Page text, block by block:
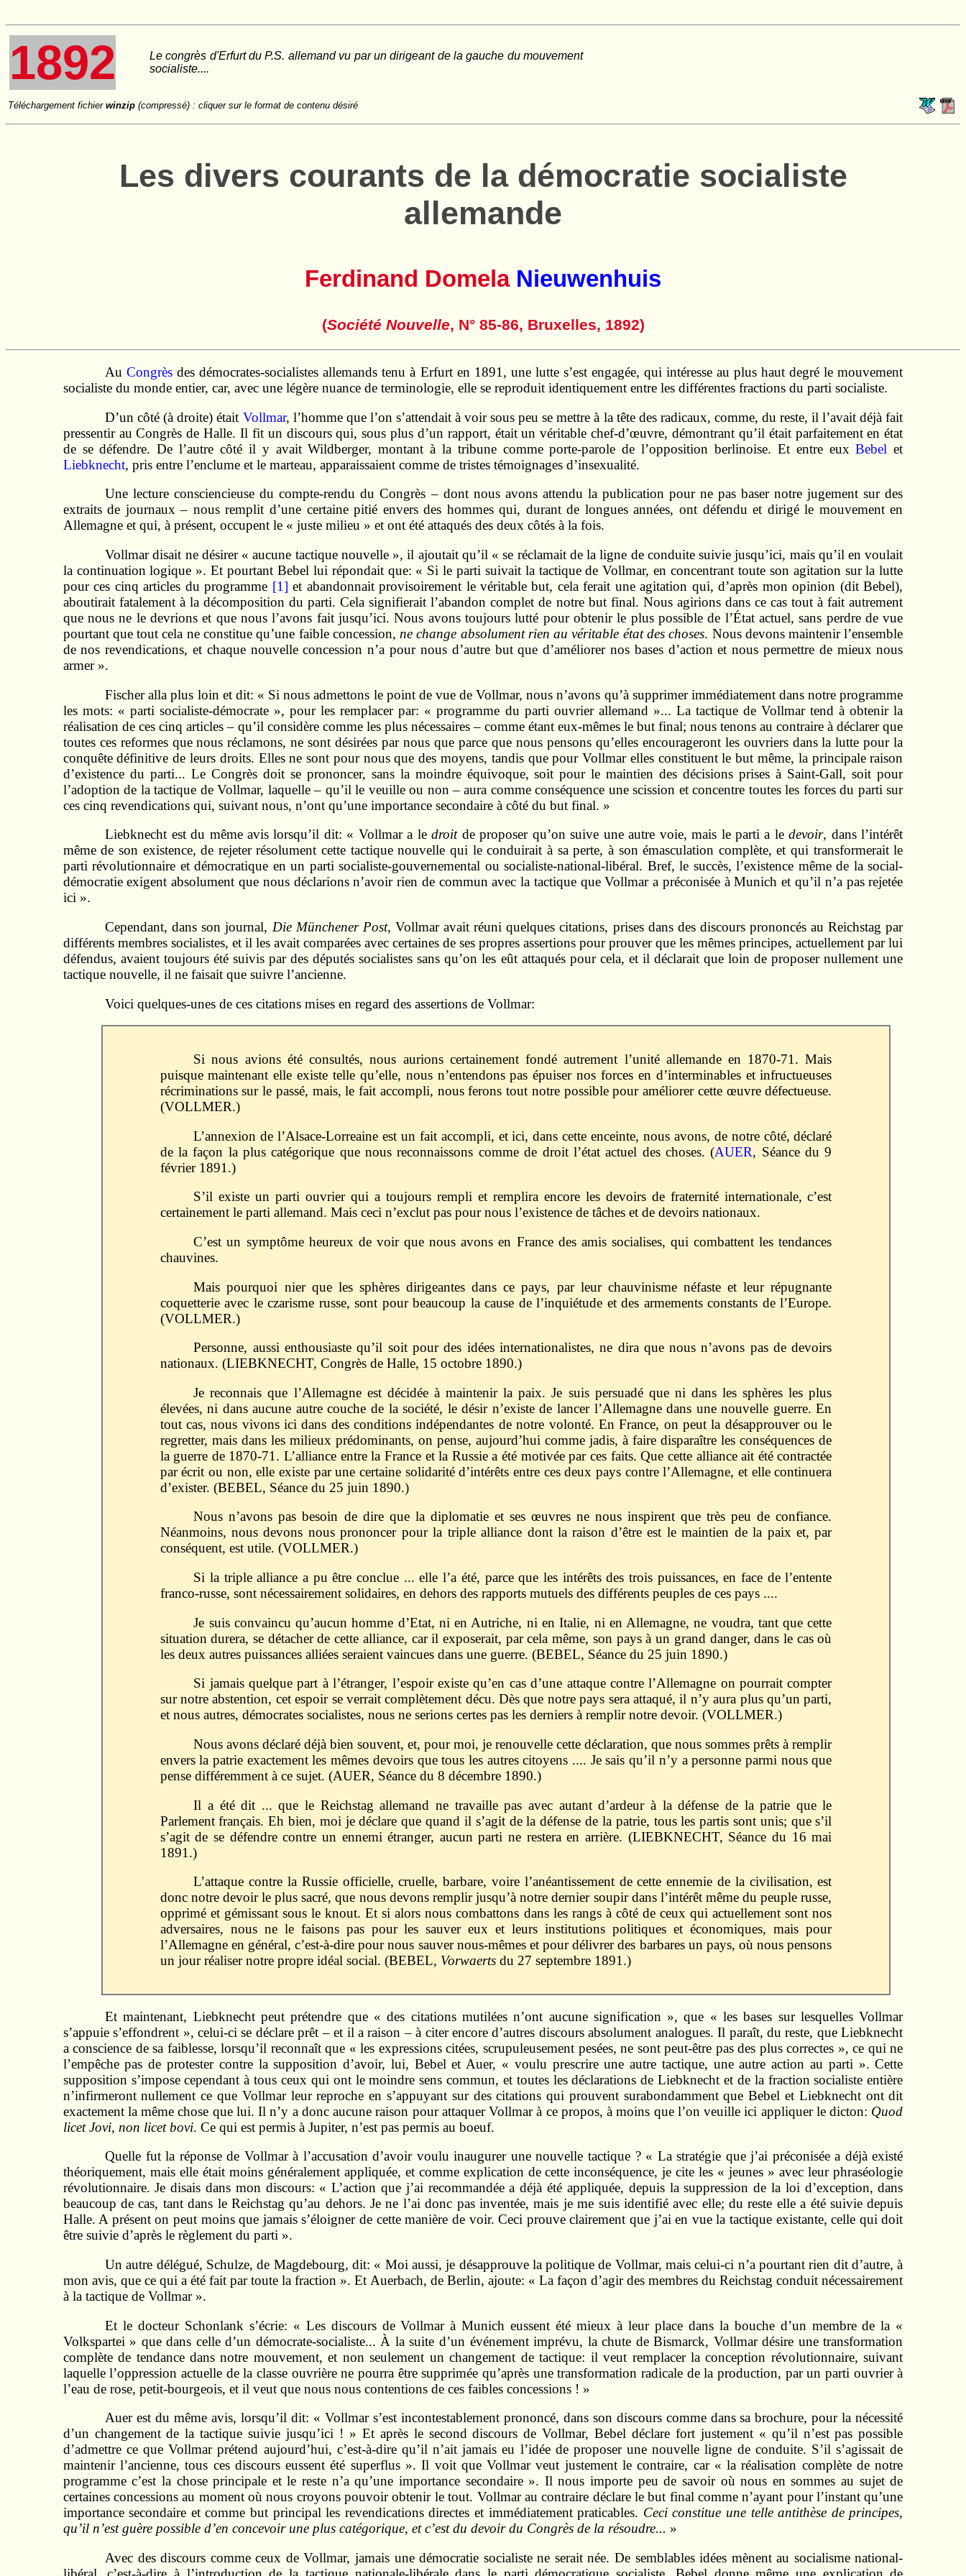
1892
Le congrès d'Erfurt du P.S. allemand vu par un dirigeant de la gauche du mouvement
socialiste....
Téléchargement fichier winzip (compressé) : cliquer sur le format de contenu désiré
Les divers courants de la démocratie socialiste
allemande
Ferdinand Domela Nieuwenhuis
(Société Nouvelle, N° 85-86, Bruxelles, 1892)
AuCongrès des démocrates-socialistes allemands tenu à Erfurt en 1891, une lutte s’est engagée, qui intéresse au plus haut degré le mouvement
socialiste du monde entier, car, avec une légère nuance de terminologie, elle se reproduit identiquement entre les différentes fractions du parti socialiste.
D’un côté (à droite) était Vollmar, l’homme que l’on s’attendait à voir sous peu se mettre à la tête des radicaux, comme, du reste, il l’avait déjà fait
pressentir au Congrès de Halle. Il fit un discours qui, sous plus d’un rapport, était un véritable chef-d’œuvre, démontrant qu’il était parfaitement en état
de se défendre. De l’autre côté il y avait Wildberger, montant à la tribune comme porte-parole de l’opposition berlinoise. Et entre euxBebel et
Liebknecht, pris entre l’enclume et le marteau, apparaissaient comme de tristes témoignages d’insexualité.
Une lecture consciencieuse du compte-rendu du Congrès – dont nous avons attendu la publication pour ne pas baser notre jugement sur des
extraits de journaux – nous remplit d’une certaine pitié envers des hommes qui, durant de longues années, ont défendu et dirigé le mouvement en
Allemagne et qui, à présent, occupent le « juste milieu » et ont été attaqués des deux côtés à la fois.
Vollmar disait ne désirer « aucune tactique nouvelle », il ajoutait qu’il « se réclamait de la ligne de conduite suivie jusqu’ici, mais qu’il en voulait
la continuation logique ». Et pourtant Bebel lui répondait que: « Si le parti suivait la tactique de Vollmar, en concentrant toute son agitation sur la lutte
pour ces cinq articles du programme [1] et abandonnait provisoirement le véritable but, cela ferait une agitation qui, d’après mon opinion (dit Bebel),
aboutirait fatalement à la décomposition du parti. Cela signifierait l’abandon complet de notre but final. Nous agirions dans ce cas tout à fait autrement
que nous ne le devrions et que nous l’avons fait jusqu’ici. Nous avons toujours lutté pour obtenir le plus possible de l’État actuel, sans perdre de vue
pourtant que tout cela ne constitue qu’une faible concession, ne change absolument rien au véritable état des choses. Nous devons maintenir l’ensemble
de nos revendications, et chaque nouvelle concession n’a pour nous d’autre but que d’améliorer nos bases d’action et nous permettre de mieux nous
armer ».
Fischer alla plus loin et dit: « Si nous admettons le point de vue de Vollmar, nous n’avons qu’à supprimer immédiatement dans notre programme
les mots: « parti socialiste-démocrate », pour les remplacer par: « programme du parti ouvrier allemand »... La tactique de Vollmar tend à obtenir la
réalisation de ces cinq articles – qu’il considère comme les plus nécessaires – comme étant eux-mêmes le but final; nous tenons au contraire à déclarer que
toutes ces reformes que nous réclamons, ne sont désirées par nous que parce que nous pensons qu’elles encourageront les ouvriers dans la lutte pour la
conquête définitive de leurs droits. Elles ne sont pour nous que des moyens, tandis que pour Vollmar elles constituent le but même, la principale raison
d’existence du parti... Le Congrès doit se prononcer, sans la moindre équivoque, soit pour le maintien des décisions prises à Saint-Gall, soit pour
l’adoption de la tactique de Vollmar, laquelle – qu’il le veuille ou non – aura comme conséquence une scission et concentre toutes les forces du parti sur
ces cinq revendications qui, suivant nous, n’ont qu’une importance secondaire à côté du but final. »
Liebknecht est du même avis lorsqu’il dit: « Vollmar a ledroitde proposer qu’on suive une autre voie, mais le parti a ledevoir, dans l’intérêt
même de son existence, de rejeter résolument cette tactique nouvelle qui le conduirait à sa perte, à son émasculation complète, et qui transformerait le
parti révolutionnaire et démocratique en un parti socialiste-gouvernemental ou socialiste-national-libéral. Bref, le succès, l’existence même de la social-
démocratie exigent absolument que nous déclarions n’avoir rien de commun avec la tactique que Vollmar a préconisée à Munich et qu’il n’a pas rejetée
ici ».
Cependant, dans son journal, Die Münchener Post, Vollmar avait réuni quelques citations, prises dans des discours prononcés au Reichstag par
différents membres socialistes, et il les avait comparées avec certaines de ses propres assertions pour prouver que les mêmes principes, actuellement par lui
défendus, avaient toujours été suivis par des députés socialistes sans qu’on les eût attaqués pour cela, et il déclarait que loin de proposer nullement une
tactique nouvelle, il ne faisait que suivre l’ancienne.
Voici quelques-unes de ces citations mises en regard des assertions de Vollmar:
Si nous avions été consultés, nous aurions certainement fondé autrement l’unité allemande en 1870-71. Mais
puisque maintenant elle existe telle qu’elle, nous n’entendons pas épuiser nos forces en d’interminables et infructueuses
récriminations sur le passé, mais, le fait accompli, nous ferons tout notre possible pour améliorer cette œuvre défectueuse.
(VOLLMER.)
L’annexion de l’Alsace-Lorreaine est un fait accompli, et ici, dans cette enceinte, nous avons, de notre côté, déclaré
de la façon la plus catégorique que nous reconnaissons comme de droit l’état actuel des choses. (AUER, Séance du 9
février 1891.)
S’il existe un parti ouvrier qui a toujours rempli et remplira encore les devoirs de fraternité internationale, c’est
certainement le parti allemand. Mais ceci n’exclut pas pour nous l’existence de tâches et de devoirs nationaux.
C’est un symptôme heureux de voir que nous avons en France des amis socialises, qui combattent les tendances
chauvines.
Mais pourquoi nier que les sphères dirigeantes dans ce pays, par leur chauvinisme néfaste et leur répugnante
coquetterie avec le czarisme russe, sont pour beaucoup la cause de l’inquiétude et des armements constants de l’Europe.
(VOLLMER.)
Personne, aussi enthousiaste qu’il soit pour des idées internationalistes, ne dira que nous n’avons pas de devoirs
nationaux. (LIEBKNECHT, Congrès de Halle, 15 octobre 1890.)
Je reconnais que l’Allemagne est décidée à maintenir la paix. Je suis persuadé que ni dans les sphères les plus
élevées, ni dans aucune autre couche de la société, le désir n’existe de lancer l’Allemagne dans une nouvelle guerre. En
tout cas, nous vivons ici dans des conditions indépendantes de notre volonté. En France, on peut la désapprouver ou le
regretter, mais dans les milieux prédominants, on pense, aujourd’hui comme jadis, à faire disparaître les conséquences de
la guerre de 1870-71. L’alliance entre la France et la Russie a été motivée par ces faits. Que cette alliance ait été contractée
par écrit ou non, elle existe par une certaine solidarité d’intérêts entre ces deux pays contre l’Allemagne, et elle continuera
d’exister. (BEBEL, Séance du 25 juin 1890.)
Nous n’avons pas besoin de dire que la diplomatie et ses œuvres ne nous inspirent que très peu de confiance.
Néanmoins, nous devons nous prononcer pour la triple alliance dont la raison d’être est le maintien de la paix et, par
conséquent, est utile. (VOLLMER.)
Si la triple alliance a pu être conclue ... elle l’a été, parce que les intérêts des trois puissances, en face de l’entente
franco-russe, sont nécessairement solidaires, en dehors des rapports mutuels des différents peuples de ces pays ....
Je suis convaincu qu’aucun homme d’Etat, ni en Autriche, ni en Italie, ni en Allemagne, ne voudra, tant que cette
situation durera, se détacher de cette alliance, car il exposerait, par cela même, son pays à un grand danger, dans le cas où
les deux autres puissances alliées seraient vaincues dans une guerre. (BEBEL, Séance du 25 juin 1890.)
Si jamais quelque part à l’étranger, l’espoir existe qu’en cas d’une attaque contre l’Allemagne on pourrait compter
sur notre abstention, cet espoir se verrait complètement décu. Dès que notre pays sera attaqué, il n’y aura plus qu’un parti,
et nous autres, démocrates socialistes, nous ne serions certes pas les derniers à remplir notre devoir. (VOLLMER.)
Nous avons déclaré déjà bien souvent, et, pour moi, je renouvelle cette déclaration, que nous sommes prêts à remplir
envers la patrie exactement les mêmes devoirs que tous les autres citoyens .... Je sais qu’il n’y a personne parmi nous que
pense différemment à ce sujet. (AUER, Séance du 8 décembre 1890.)
Il a été dit ... que le Reichstag allemand ne travaille pas avec autant d’ardeur à la défense de la patrie que le
Parlement français. Eh bien, moi je déclare que quand il s’agit de la défense de la patrie, tous les partis sont unis; que s’il
s’agit de se défendre contre un ennemi étranger, aucun parti ne restera en arrière. (LIEBKNECHT, Séance du 16 mai
1891.)
L’attaque contre la Russie officielle, cruelle, barbare, voire l’anéantissement de cette ennemie de la civilisation, est
donc notre devoir le plus sacré, que nous devons remplir jusqu’à notre dernier soupir dans l’intérêt même du peuple russe,
opprimé et gémissant sous le knout. Et si alors nous combattons dans les rangs à côté de ceux qui actuellement sont nos
adversaires, nous ne le faisons pas pour les sauver eux et leurs institutions politiques et économiques, mais pour
l’Allemagne en général, c’est-à-dire pour nous sauver nous-mêmes et pour délivrer des barbares un pays, où nous pensons
un jour réaliser notre propre idéal social. (BEBEL, Vorwaertsdu 27 septembre 1891.)
Et maintenant, Liebknecht peut prétendre que « des citations mutilées n’ont aucune signification », que « les bases sur lesquelles Vollmar
s’appuie s’effondrent », celui-ci se déclare prêt – et il a raison – à citer encore d’autres discours absolument analogues. Il paraît, du reste, que Liebknecht
a conscience de sa faiblesse, lorsqu’il reconnaît que « les expressions citées, scrupuleusement pesées, ne sont peut-être pas des plus correctes », ce qui ne
l’empêche pas de protester contre la supposition d’avoir, lui, Bebel et Auer, « voulu prescrire une autre tactique, une autre action au parti ». Cette
supposition s’impose cependant à tous ceux qui ont le moindre sens commun, et toutes les déclarations de Liebknecht et de la fraction socialiste entière
n’infirmeront nullement ce que Vollmar leur reproche en s’appuyant sur des citations qui prouvent surabondamment que Bebel et Liebknecht ont dit
exactement la même chose que lui. Il n’y a donc aucune raison pour attaquer Vollmar à ce propos, à moins que l’on veuille ici appliquer le dicton: Quod
licet Jovi, non licet bovi. Ce qui est permis à Jupiter, n’est pas permis au boeuf.
Quelle fut la réponse de Vollmar à l’accusation d’avoir voulu inaugurer une nouvelle tactique ? « La stratégie que j’ai préconisée a déjà existé
théoriquement, mais elle était moins généralement appliquée, et comme explication de cette inconséquence, je cite les « jeunes » avec leur phraséologie
révolutionnaire. Je disais dans mon discours: « L’action que j’ai recommandée a déjà été appliquée, depuis la suppression de la loi d’exception, dans
beaucoup de cas, tant dans le Reichstag qu’au dehors. Je ne l’ai donc pas inventée, mais je me suis identifié avec elle; du reste elle a été suivie depuis
Halle. A présent on peut moins que jamais s’éloigner de cette manière de voir. Ceci prouve clairement que j’ai en vue la tactique existante, celle qui doit
être suivie d’après le règlement du parti ».
Un autre délégué, Schulze, de Magdebourg, dit: « Moi aussi, je désapprouve la politique de Vollmar, mais celui-ci n’a pourtant rien dit d’autre, à
mon avis, que ce qui a été fait par toute la fraction ». Et Auerbach, de Berlin, ajoute: « La façon d’agir des membres du Reichstag conduit nécessairement
à la tactique de Vollmar ».
Et le docteur Schonlank s’écrie: « Les discours de Vollmar à Munich eussent été mieux à leur place dans la bouche d’un membre de la «
Volkspartei » que dans celle d’un démocrate-socialiste... À la suite d’un événement imprévu, la chute de Bismarck, Vollmar désire une transformation
complète de tendance dans notre mouvement, et non seulement un changement de tactique: il veut remplacer la conception révolutionnaire, suivant
laquelle l’oppression actuelle de la classe ouvrière ne pourra être supprimée qu’après une transformation radicale de la production, par un parti ouvrier à
l’eau de rose, petit-bourgeois, et il veut que nous nous contentions de ces faibles concessions ! »
Auer est du même avis, lorsqu’il dit: « Vollmar s’est incontestablement prononcé, dans son discours comme dans sa brochure, pour la nécessité
d’un changement de la tactique suivie jusqu’ici ! » Et après le second discours de Vollmar, Bebel déclare fort justement « qu’il n’est pas possible
d’admettre ce que Vollmar prétend aujourd’hui, c’est-à-dire qu’il n’ait jamais eu l’idée de proposer une nouvelle ligne de conduite. S’il s’agissait de
maintenir l’ancienne, tous ces discours eussent été superflus ». Il voit que Vollmar veut justement le contraire, car « la réalisation complète de notre
programme c’est la chose principale et le reste n’a qu’une importance secondaire ». Il nous importe peu de savoir où nous en sommes au sujet de
certaines concessions au moment où nous croyons pouvoir obtenir le tout. Vollmar au contraire déclare le but final comme n’ayant pour l’instant qu’une
importance secondaire et comme but principal les revendications directes et immédiatement praticables. Ceci constitue une telle antithèse de principes,
qu’il n’est guère possible d’en concevoir une plus catégorique, et c’est du devoir du Congrès de la résoudre... »
Avec des discours comme ceux de Vollmar, jamais une démocratie socialiste ne serait née. De semblables idées mènent au socialisme national-